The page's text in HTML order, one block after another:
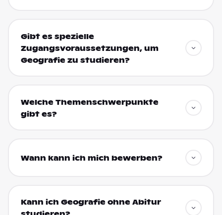
Gibt es spezielle
Zugangsvoraussetzungen, um
Geografie zu studieren?
Welche Themenschwerpunkte
gibt es?
Wann kann ich mich bewerben?
Kann ich Geografie ohne Abitur